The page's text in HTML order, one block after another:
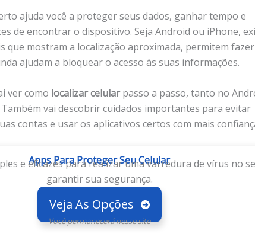
ajuda você a proteger seus dados, ganhar tempo e
de encontrar o dispositivo. Seja Android ou iPhone,
que mostram a localização aproximada, permitem
ajudam a bloquear o acesso às suas informações.
ver como localizar celularpasso a passo, tanto no
vai descobrir cuidados importantes para evitar
contas e usar os aplicativos certos com mais
Apps Para Proteger Seu Celular
e eficazes para realizar uma varredura de vírus no
garantir sua segurança.
Veja As Opções
Você permanecerá nesse site